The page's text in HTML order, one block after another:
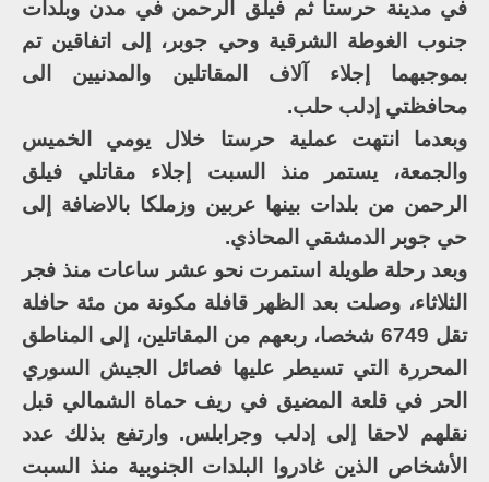
في مدينة حرستا ثم فيلق الرحمن في مدن وبلدات
جنوب الغوطة الشرقية وحي جوبر، إلى اتفاقين تم
بموجبهما إجلاء آلاف المقاتلين والمدنيين الى
محافظتي إدلب حلب.
وبعدما انتهت عملية حرستا خلال يومي الخميس
والجمعة، يستمر منذ السبت إجلاء مقاتلي فيلق
الرحمن من بلدات بينها عربين وزملكا بالاضافة إلى
حي جوبر الدمشقي المحاذي.
وبعد رحلة طويلة استمرت نحو عشر ساعات منذ فجر
الثلاثاء، وصلت بعد الظهر قافلة مكونة من مئة حافلة
تقل 6749 شخصا، ربعهم من المقاتلين، إلى المناطق
المحررة التي تسيطر عليها فصائل الجيش السوري
الحر في قلعة المضيق في ريف حماة الشمالي قبل
نقلهم لاحقا إلى إدلب وجرابلس. وارتفع بذلك عدد
الأشخاص الذين غادروا البلدات الجنوبية منذ السبت